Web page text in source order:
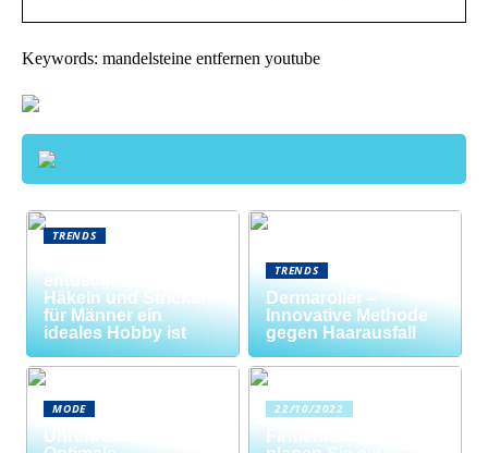
Keywords: mandelsteine entfernen youtube
TRENDS
entdecken: Warum
Häkeln und Stricken
für Männer ein
ideales Hobby ist
TRENDS
Dermaroller –
Innovative Methode
gegen Haarausfall
MODE
Uhrenrolle: Die
22/10/2022
Firmenfeier? So